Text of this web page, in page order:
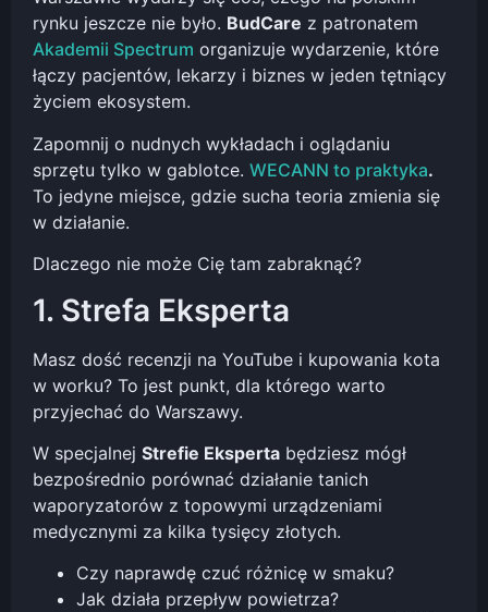
rynku jeszcze nie było. BudCare z patronatem
Akademii Spectrum organizuje wydarzenie, które
łączy pacjentów, lekarzy i biznes w jeden tętniący
życiem ekosystem.
Zapomnij o nudnych wykładach i oglądaniu
sprzętu tylko w gablotce. WECANN to praktyka.
To jedyne miejsce, gdzie sucha teoria zmienia się
w działanie.
Dlaczego nie może Cię tam zabraknąć?
1. Strefa Eksperta
Masz dość recenzji na YouTube i kupowania kota
w worku? To jest punkt, dla którego warto
przyjechać do Warszawy.
W specjalnej Strefie Eksperta będziesz mógł
bezpośrednio porównać działanie tanich
waporyzatorów z topowymi urządzeniami
medycznymi za kilka tysięcy złotych.
Czy naprawdę czuć różnicę w smaku?
Jak działa przepływ powietrza?